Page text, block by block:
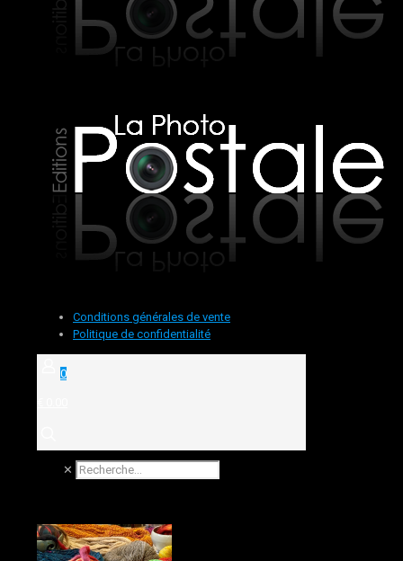
Conditions générales de vente
Politique de confidentialité
0
✕